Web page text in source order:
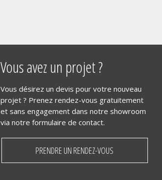
Vous avez un projet ?
Vous désirez un devis pour votre nouveau
projet ? Prenez rendez-vous gratuitement
et sans engagement dans notre showroom
via notre formulaire de contact.
PRENDRE UN RENDEZ-VOUS